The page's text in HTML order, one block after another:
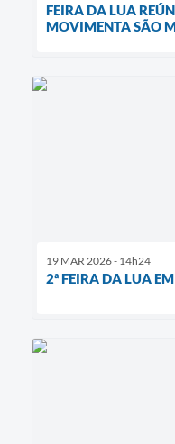
FEIRA DA LUA
MOVIMENTA SÃO
19 MAR 2026 - 14h24
2ª FEIRA DA LUA